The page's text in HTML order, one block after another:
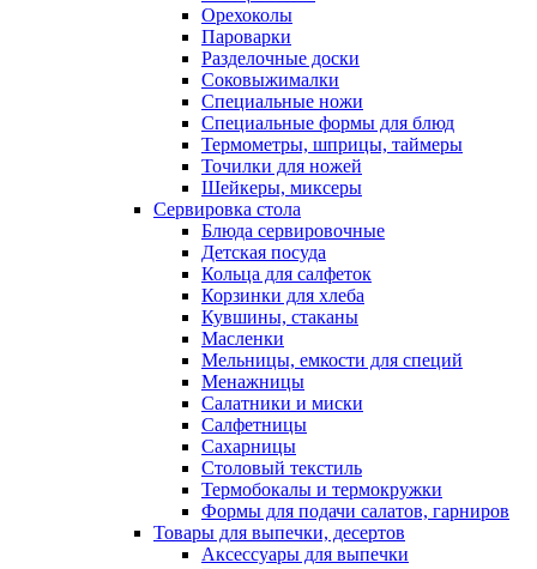
Орехоколы
Пароварки
Разделочные доски
Соковыжималки
Специальные ножи
Специальные формы для блюд
Термометры, шприцы, таймеры
Точилки для ножей
Шейкеры, миксеры
Сервировка стола
Блюда сервировочные
Детская посуда
Кольца для салфеток
Корзинки для хлеба
Кувшины, стаканы
Масленки
Мельницы, емкости для специй
Менажницы
Салатники и миски
Салфетницы
Сахарницы
Столовый текстиль
Термобокалы и термокружки
Формы для подачи салатов, гарниров
Товары для выпечки, десертов
Аксессуары для выпечки